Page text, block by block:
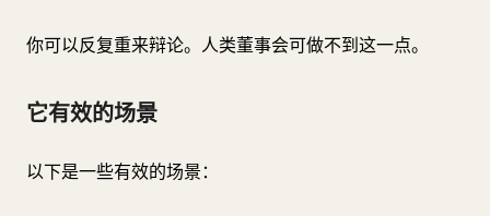
你可以反复重来辩论。人类董事会可做不到这一点。
它有效的场景
以下是一些有效的场景：